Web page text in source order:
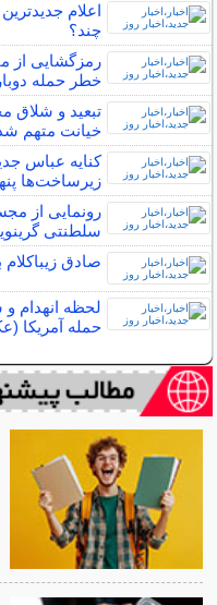
چند؟
رمزگشایی از
خطر حمله
تبعید و شلاق
خیانت متهم
کنایه عباس
زیرساخت‌ها
رونمایی از
سلطنتی
صادق
لحظه انهدام
حمله آمریکا